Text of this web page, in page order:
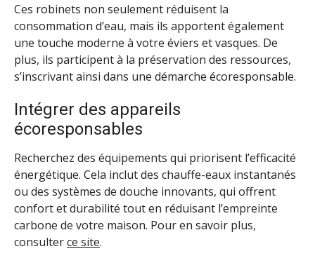
Ces robinets non seulement réduisent la
consommation d’eau, mais ils apportent également
une touche moderne à votre éviers et vasques. De
plus, ils participent à la préservation des ressources,
s’inscrivant ainsi dans une démarche écoresponsable.
Intégrer des appareils
écoresponsables
Recherchez des équipements qui priorisent l’efficacité
énergétique. Cela inclut des chauffe-eaux instantanés
ou des systèmes de douche innovants, qui offrent
confort et durabilité tout en réduisant l’empreinte
carbone de votre maison. Pour en savoir plus,
consulterce site.